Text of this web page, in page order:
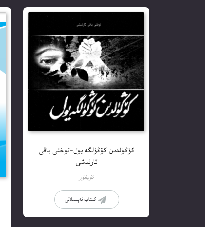
كۆڭۈلدىن كۆڭۈلگە يول-توختى باقى
ئارتىشى
ئۇيغۇر
كىتاب تەپسىلاتى